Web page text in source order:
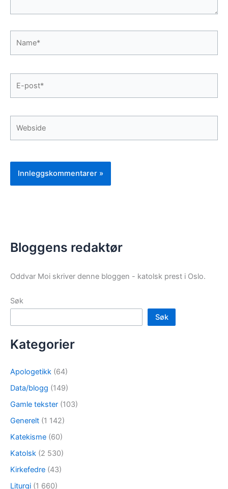
post*
Bloggens redaktør
Oddvar Moi skriver denne bloggen - katolsk prest i Oslo.
Søk
Søk
Kategorier
Apologetikk (64)
Data/blogg (149)
Gamle tekster (103)
Generelt (1 142)
Katekisme (60)
Katolsk (2 530)
Kirkefedre (43)
Liturgi (1 660)